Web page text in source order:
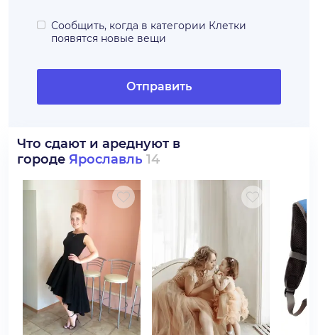
Сообщить, когда в категории Клетки
появятся новые вещи
Отправить
Что сдают и ареднуют в
городе Ярославль 14